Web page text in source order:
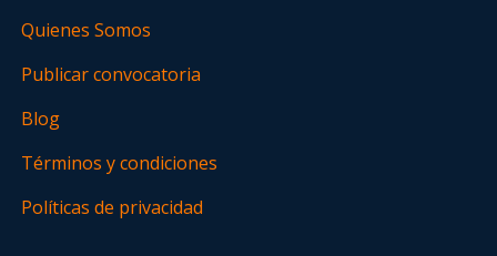
Quienes Somos
Publicar convocatoria
Blog
Términos y condiciones
Políticas de privacidad